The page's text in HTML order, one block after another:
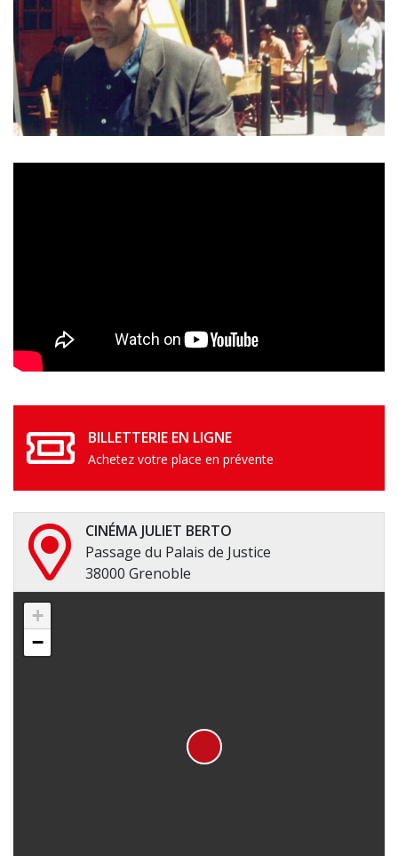
BILLETTERIE EN LIGNE
Achetez votre place en prévente
CINÉMA JULIET BERTO
Passage du Palais de Justice
38000 Grenoble
+
−